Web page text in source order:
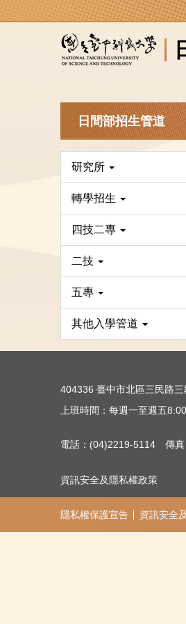
跳
日間部招生管道
研究所
轉學招生
四技二專
二技
五專
其他入學管道
404336 臺中市北區三民路
上班時間：每週一至週五
電話：(04)2219-5114 傳
資訊安全及隱私權政策
隱私權保護宣告 資訊安全